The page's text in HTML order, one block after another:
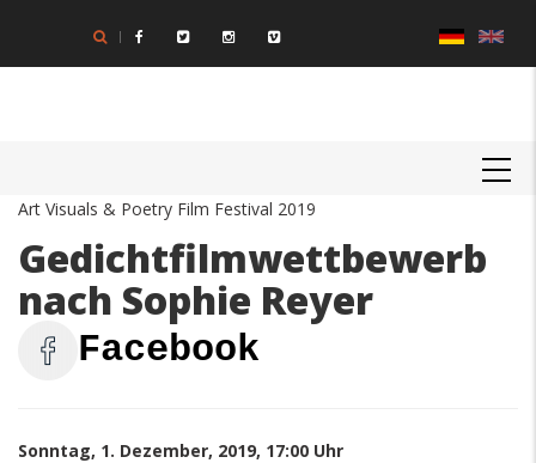
Inhalt
Art Visuals & Poetry Film Festival 2019
Gedichtfilmwettbewerb
nach Sophie Reyer
Facebook
Sonntag, 1. Dezember, 2019, 17:00 Uhr